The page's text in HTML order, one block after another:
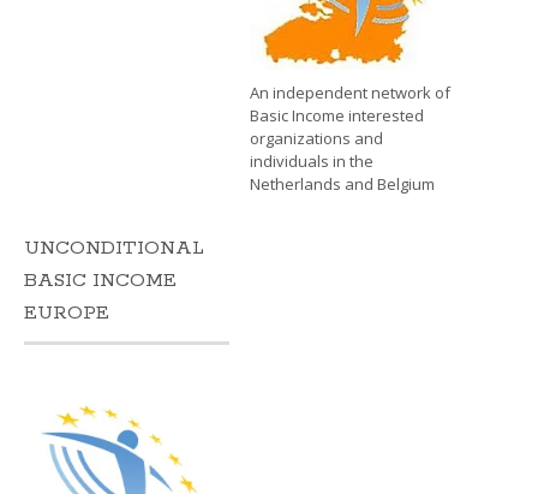
An independent network of
Basic Income interested
organizations and
individuals in the
Netherlands and Belgium
UNCONDITIONAL
BASIC INCOME
EUROPE